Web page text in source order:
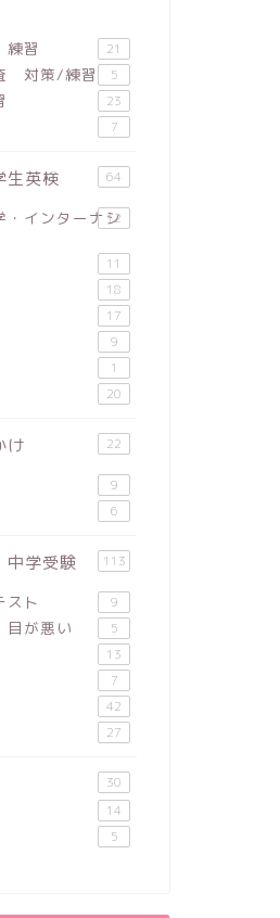
習 21
対策/練習 5
23
7
生英検 64
・インターナシ
12
11
18
17
9
1
20
け 22
9
6
中学受験 113
スト 9
目が悪い 5
13
7
42
27
30
14
5